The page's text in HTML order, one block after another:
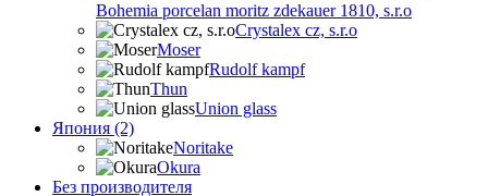
Bohemia porcelan moritz zdekauer 1810, s.r.o
Crystalex cz, s.r.o
Moser
Rudolf kampf
Thun
Union glass
Япония (2)
Noritake
Okura
Без производителя